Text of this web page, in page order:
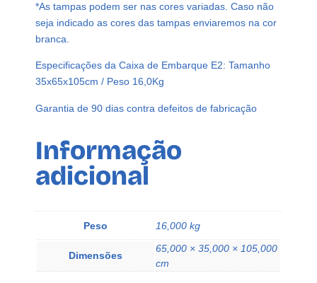
m
l
F
i
p
t
a
t
*As tampas podem ser nas cores variadas. Caso não
seja indicado as cores das tampas enviaremos na cor
branca.
Especificações da Caixa de Embarque E2: Tamanho
35x65x105cm / Peso 16,0Kg
Garantia de 90 dias contra defeitos de fabricação
Informação
adicional
Peso 16,000 kg
Dimensões
65,000 × 35,000 × 105,000
cm